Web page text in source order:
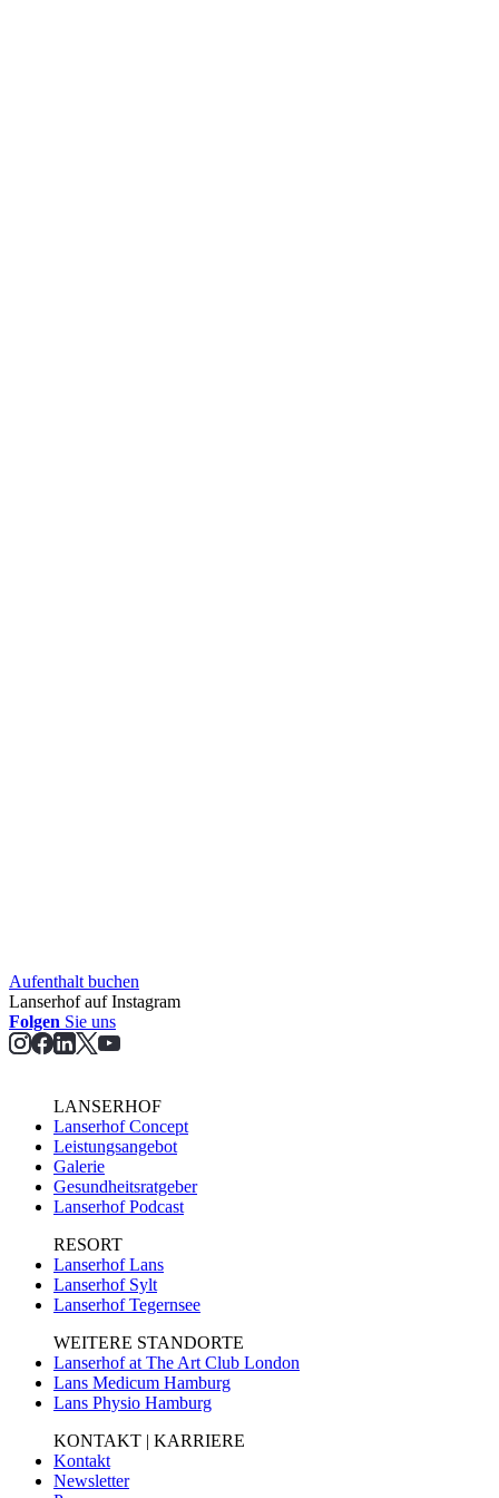
Aufent­halt buchen
Lanserhof auf Instagram
Folgen Sie uns
LANSERHOF
Lanserhof Concept
Leistungsangebot
Galerie
Gesundheitsratgeber
Lanserhof Podcast
RESORT
Lanserhof Lans
Lanserhof Sylt
Lanserhof Tegernsee
WEITERE STANDORTE
Lanserhof at The Art Club London
Lans Medicum Hamburg
Lans Physio Hamburg
KONTAKT | KARRIERE
Kontakt
Newsletter